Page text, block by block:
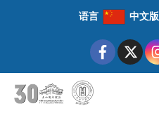
语言 中文版